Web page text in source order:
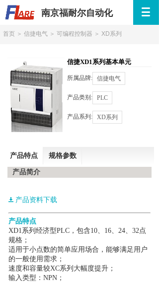
首页 ＞ 信捷电气 ＞ 可编程控制器 ＞ XD系列
信捷XD1系列基本单元
所属品牌: 信捷电气
产品类别: PLC
产品系列: XD系列
产品特点 规格参数
产品简介
产品资料下载
产品特点
XD1系列经济型PLC，包含10、16、24、32点
规格；
适用于小点数的简单应用场合，能够满足用户
的一般使用需求；
速度和容量较XC系列大幅度提升；
输入类型：NPN；
南京福耐尔自动化